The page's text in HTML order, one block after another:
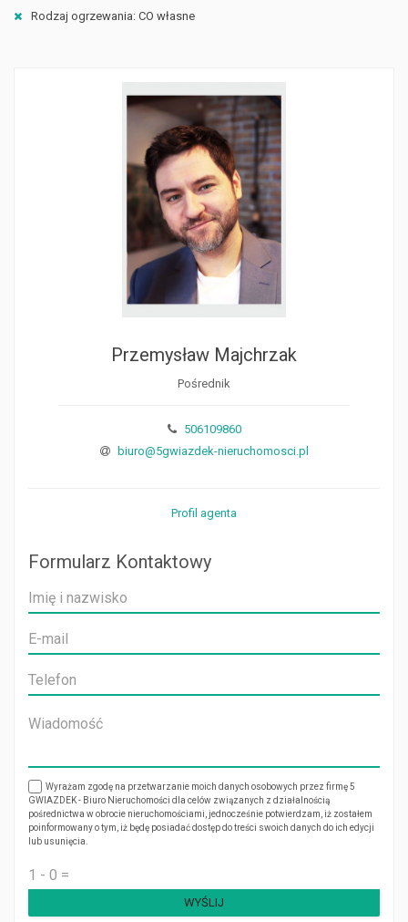
Rodzaj ogrzewania: CO własne
Przemysław Majchrzak
Pośrednik
506109860
biuro@5gwiazdek-nieruchomosci.pl
Profil agenta
Formularz Kontaktowy
Wyrażam zgodę na przetwarzanie moich danych osobowych przez firmę 5
GWIAZDEK - Biuro Nieruchomości dla celów związanych z działalnością
pośrednictwa w obrocie nieruchomościami, jednocześnie potwierdzam, iż zostałem
poinformowany o tym, iż będę posiadać dostęp do treści swoich danych do ich edycji
lub usunięcia.